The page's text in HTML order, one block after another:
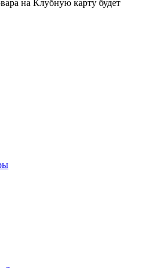
на Клубную карту будет